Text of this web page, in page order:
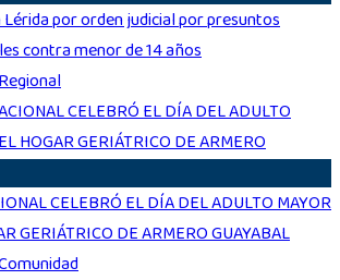
por orden judicial por presuntos
contra menor de 14 años
CELEBRÓ EL DÍA DEL ADULTO MAYOR
GERIÁTRICO DE ARMERO GUAYABAL